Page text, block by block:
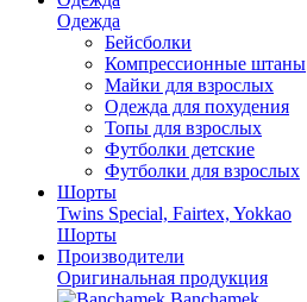
Одежда
Бейсболки
Компрессионные штаны
Майки для взрослых
Одежда для похудения
Топы для взрослых
Футболки детские
Футболки для взрослых
Шорты
Twins Special, Fairtex, Yokkao
Шорты
Производители
Оригинальная продукция